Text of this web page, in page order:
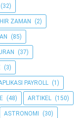
(32)
ZAMAN (2)
(85)
(37)
(3)
PAYROLL (1)
(48) ARTIKEL (150)
ASTRONOMI (30)